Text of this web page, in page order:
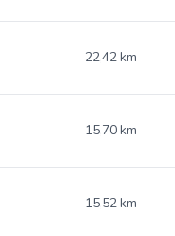
22,42 km
15,70 km
15,52 km